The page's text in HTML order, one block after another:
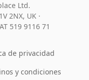
Ltd.
2NX, UK ·
519 9116 71
de privacidad
y condiciones